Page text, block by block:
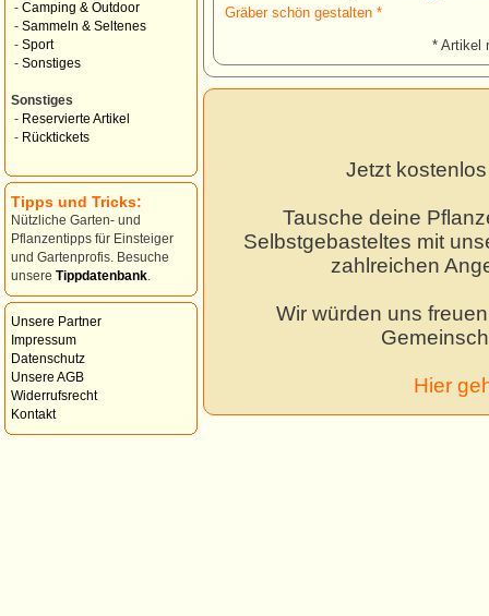
- Camping & Outdoor
- Sammeln & Seltenes
- Sport
- Sonstiges
Sonstiges
- Reservierte Artikel
- Rücktickets
Tipps und Tricks:
Nützliche Garten- und
Pflanzentipps für Einsteiger
und Gartenprofis. Besuche
unsere Tippdatenbank
Unsere Partner
Impressum
Datenschutz
Unsere AGB
Widerrufsrecht
Kontakt
Gräber schön gestalten *
* Artikel
Jetzt
Tausche deine
Selbstgebasteltes mit
zahlreichen
Wir würden uns
Hier